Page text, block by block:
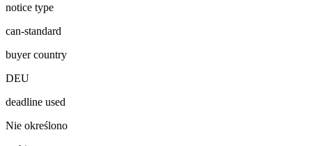
notice type
can-standard
buyer country
DEU
deadline used
Nie określono